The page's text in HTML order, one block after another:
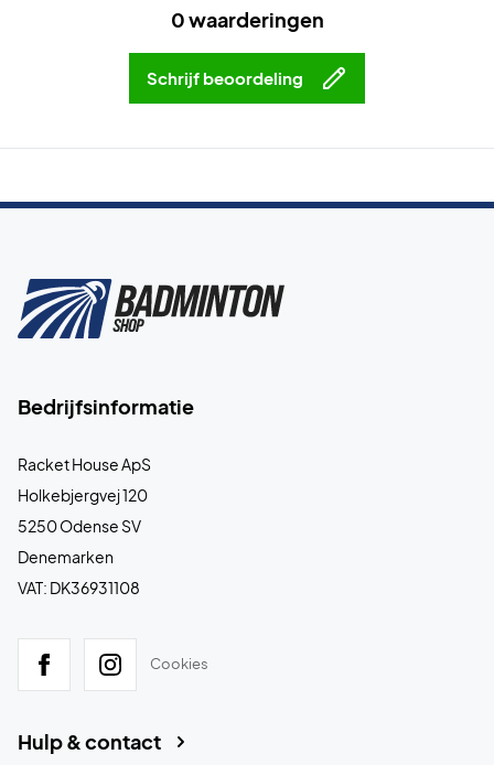
0 waarderingen
Schrijf beoordeling
Bedrijfsinformatie
Racket House ApS
Holkebjergvej 120
5250 Odense SV
Denemarken
VAT: DK36931108
Cookies
Hulp & contact